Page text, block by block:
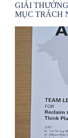
GIẢI
MỤC TRÁCH